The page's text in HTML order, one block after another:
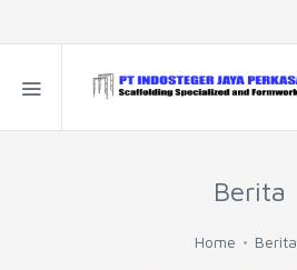
Berita
Home Berita